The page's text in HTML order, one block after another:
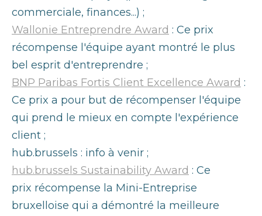
commerciale, finances...) ;
Wallonie Entreprendre Award : Ce prix
récompense l'équipe ayant montré le plus
bel esprit d'entreprendre ;
BNP Paribas Fortis C lient Excellence Award :
Ce prix a pour but de récompenser l'équipe
qui prend le mieux en compte l'expérience
client ;
hub.brussels : info à venir ;
hub.brussels Sustainability Award : Ce
prix récompense la Mini-Entreprise
bruxelloise qui a démontré la meilleure